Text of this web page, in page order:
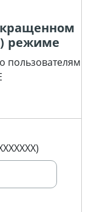
режиме
пользователям